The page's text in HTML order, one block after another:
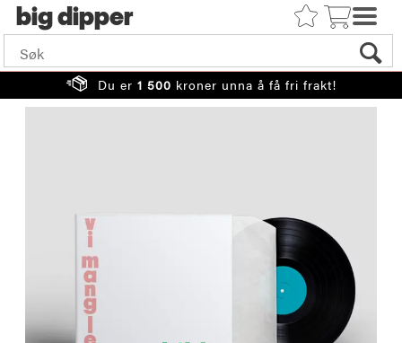
big
Du er 1 500 kroner unna å få fri frakt!